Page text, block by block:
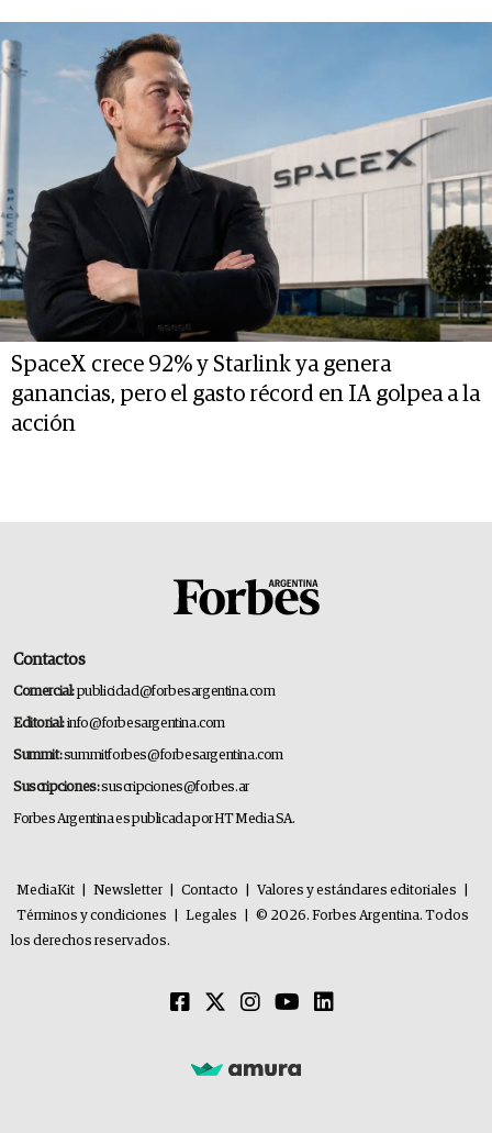
SpaceX crece 92% y Starlink ya genera
ganancias, pero el gasto récord en IA golpea a la
acción
Contactos
Comercial:publicidad@forbesargentina.com
Editorial:info@forbesargentina.com
Summit:summitforbes@forbesargentina.com
Suscripciones:suscripciones@forbes.ar
Forbes Argentina es publicada por HT Media SA.
MediaKit Newsletter Contacto Valores y estándares editoriales
Términos y condiciones
Legales
© 2026. Forbes Argentina. Todos
los derechos reservados.